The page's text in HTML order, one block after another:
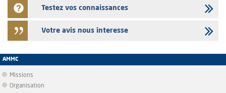
Testez vos connaissances
Votre avis nous interesse
AMMC
Missions
Organisation